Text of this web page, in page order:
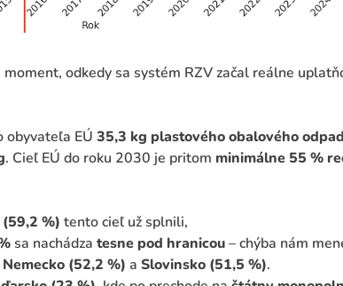
odkedy sa systém RZV začal reálne
obyvateľa EÚ 35,3 kg plastového obalového
. Cieľ EÚ do roku 2030 je pritom minimálne 55 %
%) tento cieľ už splnili,
sa nachádza tesne pod hranicou– chýba nám
Nemecko (52,2 %) a Slovinsko (51,5 %).